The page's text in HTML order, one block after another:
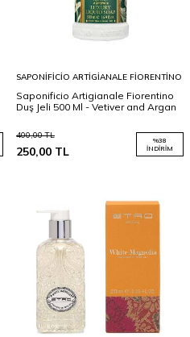
SAPONIFICIO ARTIGIANALE FIORENTINO
Saponificio Artigianale Fiorentino
Duş Jeli 500 Ml - Vetiver and Argan
400,00TL
250,00 TL
%38
İNDIRIM